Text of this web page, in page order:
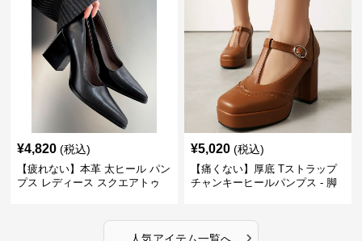
¥4,820 (税込)
【疲れない】本革 太ヒール パン
プス レディース スクエアトゥ
¥5,020 (税込)
【痛くない】厚底 Tストラップ
チャンキーヒールパンプス - 脚
›